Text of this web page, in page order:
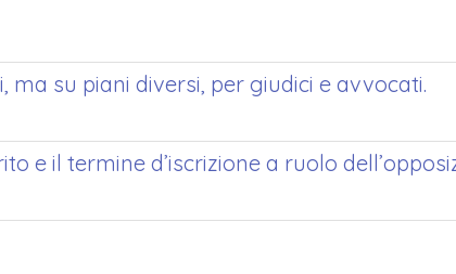
su piani diversi, per giudici e avvocati.
e il termine d’iscrizione a ruolo